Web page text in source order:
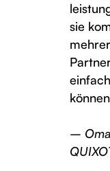
sie
–